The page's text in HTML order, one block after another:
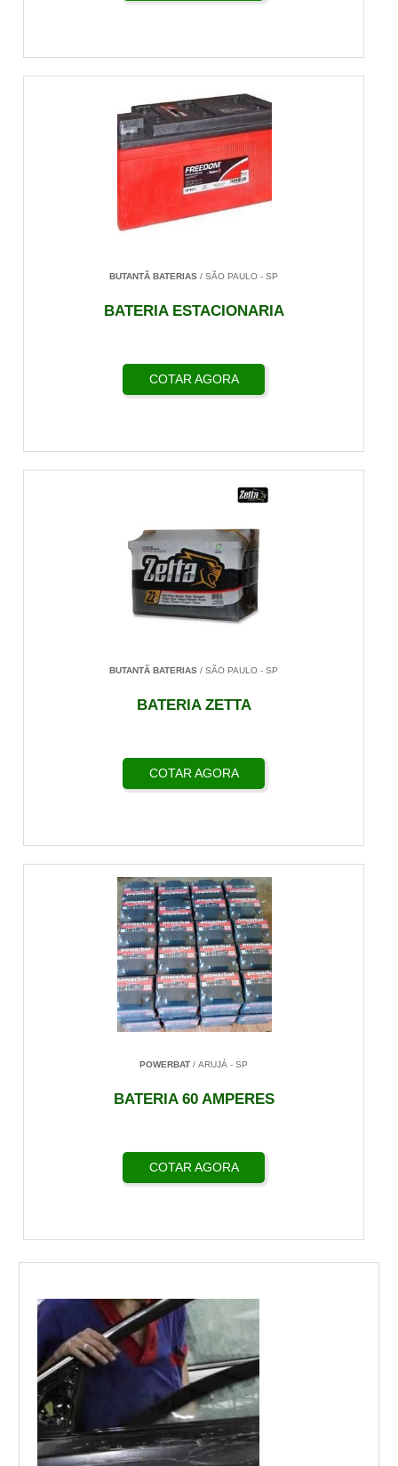
BUTANTÃ BATERIAS / SÃO PAULO - SP
BATERIA ESTACIONARIA
COTAR AGORA
BUTANTÃ BATERIAS / SÃO PAULO - SP
BATERIA ZETTA
COTAR AGORA
POWERBAT / ARUJÁ - SP
BATERIA 60 AMPERES
COTAR AGORA